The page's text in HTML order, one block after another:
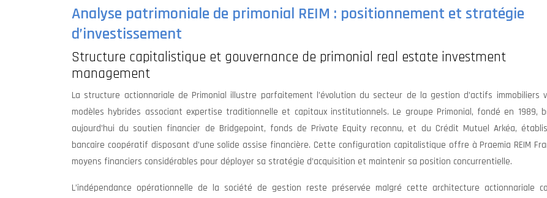
Analyse patrimoniale de primonial REIM : positionnement et stratégie
d’investissement
Structure capitalistique et gouvernance de primonial real estate investment
management
La structure actionnariale de Primonial illustre parfaitement l’évolution du secteur de la gestion d’actifs immobiliers
modèles hybrides associant expertise traditionnelle et capitaux institutionnels. Le groupe Primonial, fondé en 1989,
aujourd’hui du soutien financier de Bridgepoint, fonds de Private Equity reconnu, et du Crédit Mutuel Arkéa,
bancaire coopératif disposant d’une solide assise financière. Cette configuration capitalistique offre à Praemia REIM
moyens financiers considérables pour déployer sa stratégie d’acquisition et maintenir sa position concurrentielle.
L’indépendance opérationnelle de la société de gestion reste préservée malgré cette architecture actionnariale